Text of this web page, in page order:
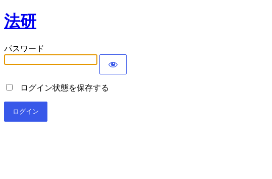
法研
パスワード
ログイン状態を保存する